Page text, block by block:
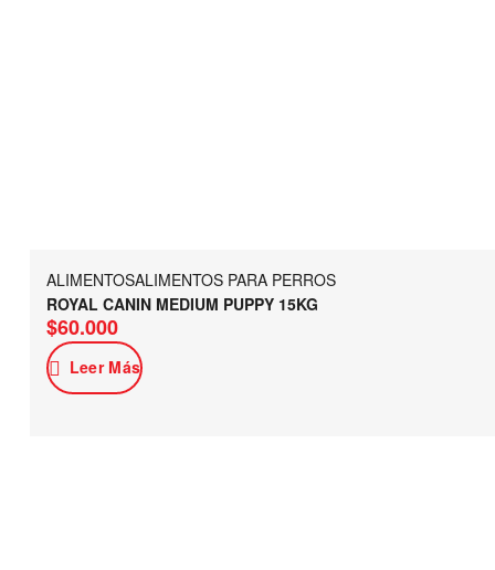
ALIMENTOSALIMENTOS PARA PERROS
ROYAL CANIN MEDIUM PUPPY 15KG
$60.000
Leer Más